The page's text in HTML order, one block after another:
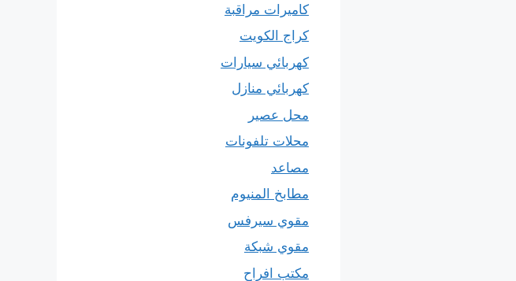
كاميرات مراقبة
كراج الكويت
كهربائي سيارات
كهربائي منازل
محل عصير
محلات تلفونات
مصاعد
مطابخ المنيوم
مقوي سيرفس
مقوي شبكة
مكتب افراح